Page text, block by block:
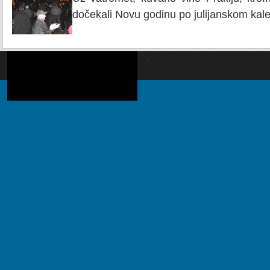
dočekali Novu godinu po julijanskom